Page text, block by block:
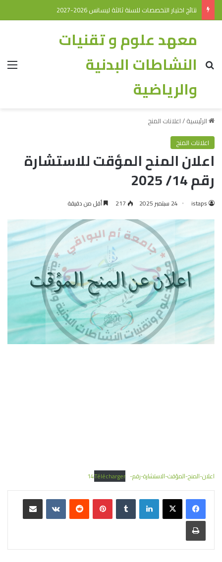
نتائج اختيار التخصصات للسنة ثالثة ليسانس 2026-2027
معهد علوم و تقنيات
النشاطات البدنية
والرياضية
الرئيسية/اعلانات المنح
اعلانات المنح
اعلان المنح المؤقت للاستشارة
رقم 14/ 2025
istaps 24 سبتمبر 2025 217 أقل من دقيقة
اعلان-المنح-المؤقت-الاستشارة-رقم-14 Télécharger